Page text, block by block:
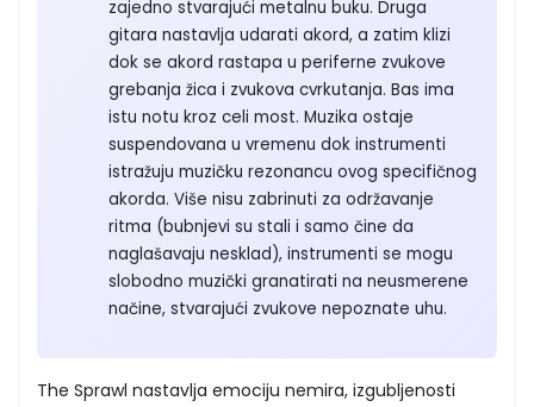
zajedno stvarajući metalnu buku. Druga
gitara nastavlja udarati akord, a zatim klizi
dok se akord rastapa u periferne zvukove
grebanja žica i zvukova cvrkutanja. Bas ima
istu notu kroz celi most. Muzika ostaje
suspendovana u vremenu dok instrumenti
istražuju muzičku rezonancu ovog specifičnog
akorda. Više nisu zabrinuti za održavanje
ritma (bubnjevi su stali i samo čine da
naglašavaju nesklad), instrumenti se mogu
slobodno muzički granatirati na neusmerene
načine, stvarajući zvukove nepoznate uhu.
The Sprawl nastavlja emociju nemira, izgubljenosti